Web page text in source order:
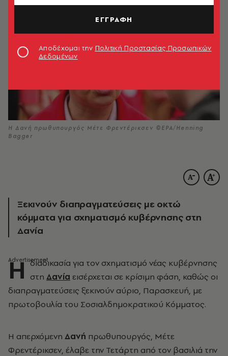
Η Δανή πρωθυπουργός Μέτε Φρεντέρικσεν ©EPA/Henning
Bagger
Ξεκινούν διαπραγματεύσεις με οκτώ
κόμματα για σχηματισμό κυβέρνησης στη
Δανία
Η διαδικασία για τον σχηματισμό νέας κυβέρνησης
στη Δανία εισέρχεται σε κρίσιμη φάση, καθώς οι
διαπραγματεύσεις ξεκινούν αύριο, Παρασκευή, με
πρωτοβουλία του Σοσιαλδημοκρατικού Κόμματος.
Η απερχόμενη Δανή πρωθυπουργός, Μέτε
Φρεντέρικσεν, έλαβε την Τετάρτη από τον βασιλιά την
ΕΓΓΡΑΦΗ
Αποδέχομαι την Πολιτική Προστασίας Προσωπικών
Δεδομένων